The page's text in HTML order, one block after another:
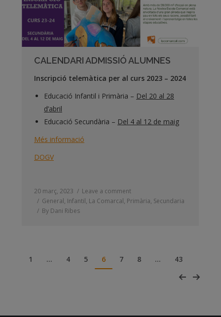
CALENDARI ADMISSIÓ ALUMNES
Inscripció telemàtica per al curs 2023 – 2024
Educació Infantil i Primària – Del 20 al 28
d’abril
Educació Secundària – Del 4 al 12 de maig
Més informació
DOGV
20 març, 2023
Leave a comment
General, Infantil, La Comarcal, Primària, Secundaria
By Dani Ribes
1 … 4 5 6 7 8 … 43